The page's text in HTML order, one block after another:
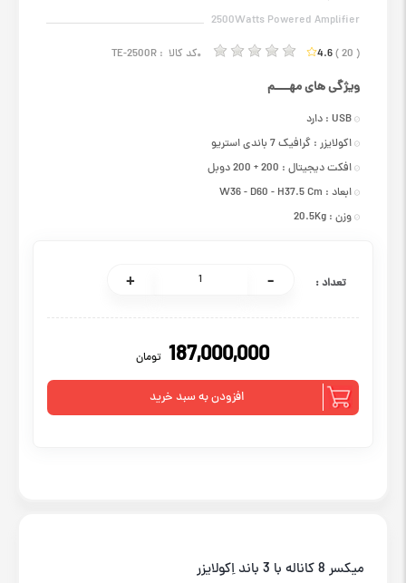
2500Watts Powered Amplifier
4.6( 20 ) کد کالا : TE-2500R
ویژگی های مهــــم
USB : دارد
اکولایزر : گرافیک 7 باندی استریو
افکت دیجیتال : 200 + 200 دوبل
ابعاد : W36 - D60 - H37.5 Cm
وزن : 20.5Kg
تعداد :
187,000,000 تومان
افزودن به سبد خرید
میکسر 8 کاناله با 3 باند اِکولایزر